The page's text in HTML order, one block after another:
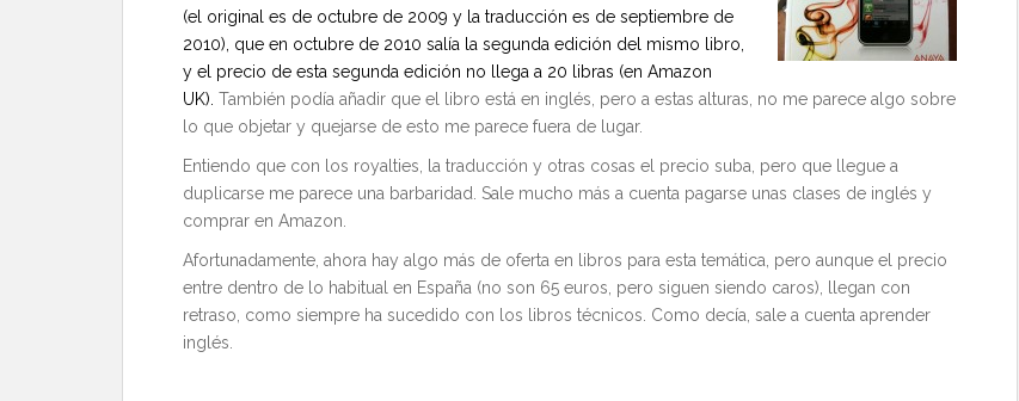
(el original es de octubre de 2009 y la traducción es de septiembre de
2010), que en octubre de 2010 salía la segunda edición del mismo libro,
y el precio de esta segunda edición no llega a 20 libras (en Amazon
UK). También podía añadir que el libro está en inglés, pero a estas alturas, no me parece algo sobre
lo que objetar y quejarse de esto me parece fuera de lugar.
Entiendo que con los royalties, la traducción y otras cosas el precio suba, pero que llegue a
duplicarse me parece una barbaridad. Sale mucho más a cuenta pagarse unas clases de inglés y
comprar en Amazon.
Afortunadamente, ahora hay algo más de oferta en libros para esta temática, pero aunque el precio
entre dentro de lo habitual en España (no son 65 euros, pero siguen siendo caros), llegan con
retraso, como siempre ha sucedido con los libros técnicos. Como decía, sale a cuenta aprender
inglés.